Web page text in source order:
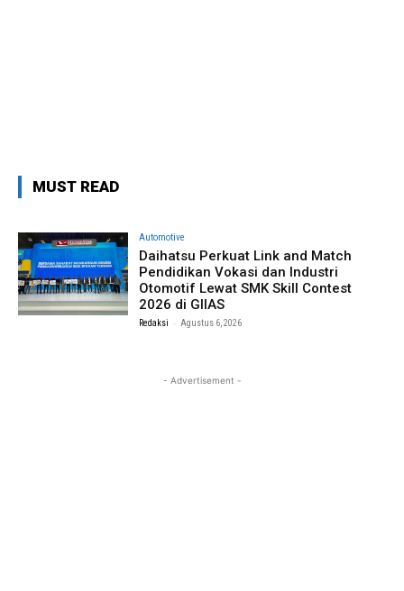
MUST READ
Automotive
Daihatsu Perkuat Link and Match
Pendidikan Vokasi dan Industri
Otomotif Lewat SMK Skill Contest
2026 di GIIAS
Redaksi - Agustus 6, 2026
- Advertisement -